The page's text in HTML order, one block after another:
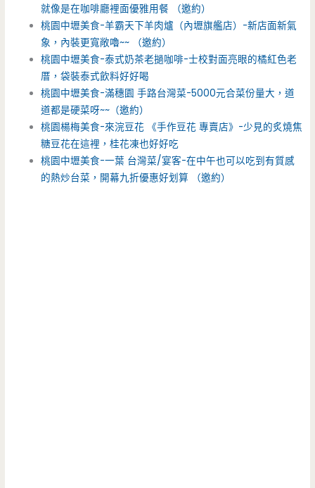
就像是在咖啡廳裡面優雅用餐 （邀約）
桃園中壢美食-羊霸天下羊肉爐（內壢旗艦店）-新店面新氣
象，內裝更寬敞嚕~~ （邀約）
桃園中壢美食-泰式奶茶老撾咖啡-士校對面亮眼的橘紅色老
厝，袋裝泰式飲料好好喝
桃園中壢美食-滿穗園 手路台灣菜-5000元合菜份量大，道
道都是硬菜呀~~（邀約）
桃園楊梅美食-來浣豆花 《手作豆花 專賣店》-少見的炙燒焦
糖豆花在這裡，桂花凍也好好吃
桃園中壢美食-一葉 台灣菜/宴客-在中午也可以吃到有質感
的熱炒台菜，開幕九折優惠好划算 （邀約）